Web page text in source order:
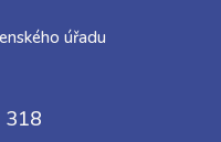
úřadu
318